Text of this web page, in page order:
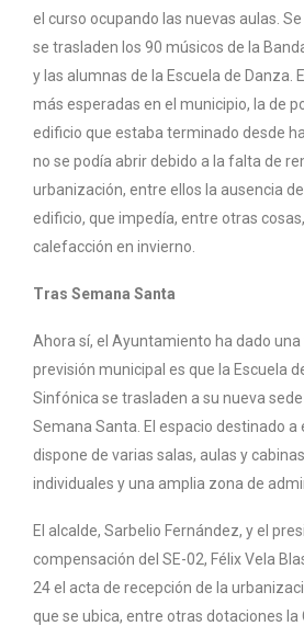
el curso ocupando las nuevas aulas.
se trasladen los 90 músicos de la
y las alumnas de la Escuela de Danza.
más esperadas en el municipio, la de
edificio que estaba terminado desde
no se podía abrir debido a la falta de
urbanización, entre ellos la ausencia
edificio, que impedía, entre otras
calefacción en invierno.
Tras Semana Santa
Ahora sí, el Ayuntamiento ha dado
previsión municipal es que la Escuela
Sinfónica se trasladen a su nueva
Semana Santa. El espacio destinado a
dispone de varias salas, aulas y
individuales y una amplia zona de
El alcalde, Sarbelio Fernández, y el
compensación del SE-02, Félix Vela
24 el acta de recepción de la
que se ubica, entre otras dotaciones la